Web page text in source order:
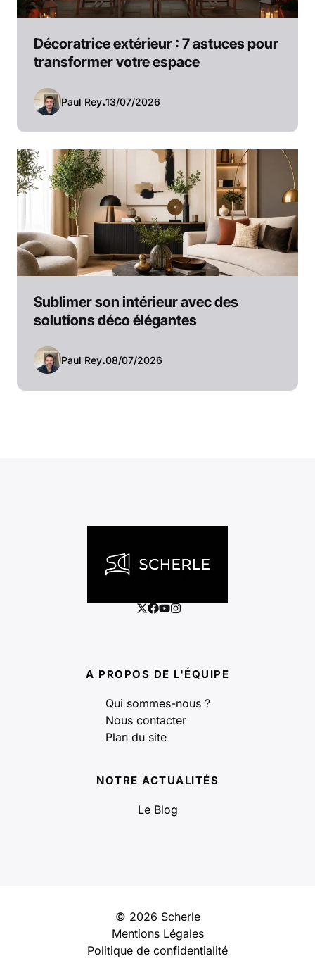
Décoratrice extérieur : 7 astuces pour
transformer votre espace
Paul Rey.13/07/2026
Sublimer son intérieur avec des
solutions déco élégantes
Paul Rey.08/07/2026
A PROPOS DE L'ÉQUIPE
Qui sommes-nous ?
Nous contacter
Plan du site
NOTRE ACTUALITÉS
Le Blog
© 2026 Scherle
Mentions Légales
Politique de confidentialité